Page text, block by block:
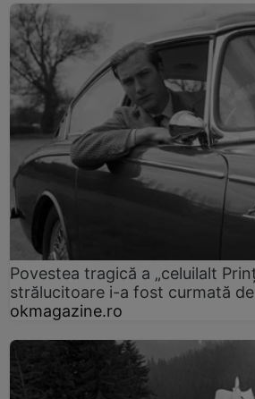
Povestea tragică a „celuilalt
strălucitoare i-a fost curmată
okmagazine.ro